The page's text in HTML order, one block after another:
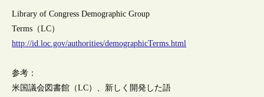
Library of Congress Demographic Group
Terms（LC）
http://id.loc.gov/authorities/demographicTerms.html
参考：
米国議会図書館（LC）、新しく開発した語